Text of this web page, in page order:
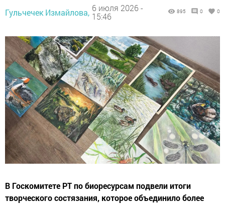
Гульчечек Измайлова, 6 июля 2026 -
15:46
895 0 0
В Госкомитете РТ по биоресурсам подвели итоги
творческого состязания, которое объединило более